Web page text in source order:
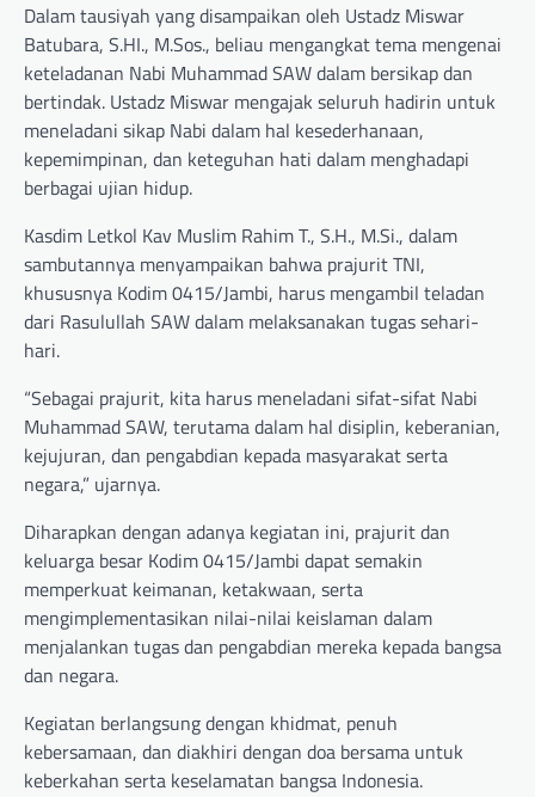
Dalam tausiyah yang disampaikan oleh Ustadz Miswar
Batubara, S.HI., M.Sos., beliau mengangkat tema mengenai
keteladanan Nabi Muhammad SAW dalam bersikap dan
bertindak. Ustadz Miswar mengajak seluruh hadirin untuk
meneladani sikap Nabi dalam hal kesederhanaan,
kepemimpinan, dan keteguhan hati dalam menghadapi
berbagai ujian hidup.
Kasdim Letkol Kav Muslim Rahim T., S.H., M.Si., dalam
sambutannya menyampaikan bahwa prajurit TNI,
khususnya Kodim 0415/Jambi, harus mengambil teladan
dari Rasulullah SAW dalam melaksanakan tugas sehari-
hari.
“Sebagai prajurit, kita harus meneladani sifat-sifat Nabi
Muhammad SAW, terutama dalam hal disiplin, keberanian,
kejujuran, dan pengabdian kepada masyarakat serta
negara,” ujarnya.
Diharapkan dengan adanya kegiatan ini, prajurit dan
keluarga besar Kodim 0415/Jambi dapat semakin
memperkuat keimanan, ketakwaan, serta
mengimplementasikan nilai-nilai keislaman dalam
menjalankan tugas dan pengabdian mereka kepada bangsa
dan negara.
Kegiatan berlangsung dengan khidmat, penuh
kebersamaan, dan diakhiri dengan doa bersama untuk
keberkahan serta keselamatan bangsa Indonesia.